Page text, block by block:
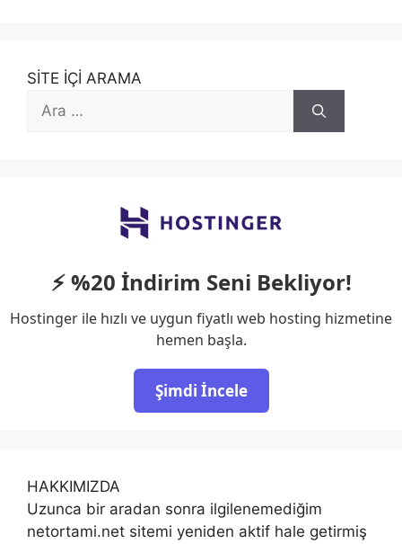
SİTE İÇİ ARAMA
için
⚡ %20 İndirim Seni Bekliyor!
Hostinger ile hızlı ve uygun fiyatlı web hosting hizmetine
hemen başla.
Şimdi İncele
HAKKIMIZDA
Uzunca bir aradan sonra ilgilenemediğim
netortami.net sitemi yeniden aktif hale getirmiş